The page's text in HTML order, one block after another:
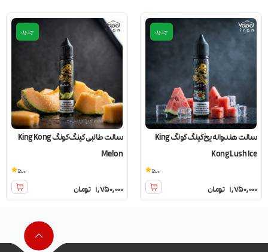
جدید
سالت هندوانه یخ کینگ کونگ King
Kong Lush Ice
1,750,000 تومان
5.0
جدید
سالت طالبی کینگ کونگ King Kong
Melon
1,750,000 تومان
5.0